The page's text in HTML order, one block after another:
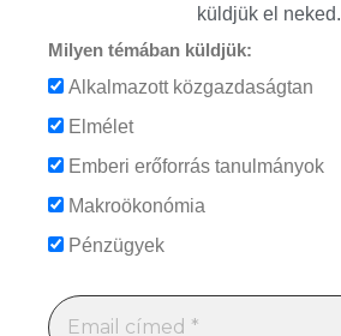
küldjük el neked.
Milyen témában küldjük:
Alkalmazott közgazdaságtan
Elmélet
Emberi erőforrás tanulmányok
Makroökonómia
Pénzügyek